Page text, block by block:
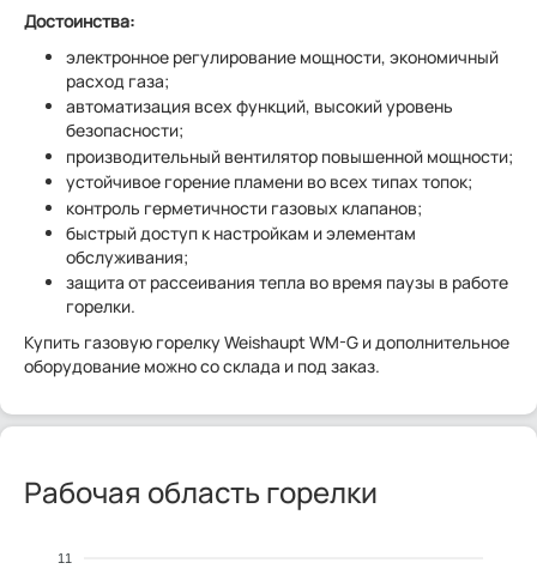
Достоинства:
электронное регулирование мощности, экономичный
расход газа;
автоматизация всех функций, высокий уровень
безопасности;
производительный вентилятор повышенной мощности;
устойчивое горение пламени во всех типах топок;
контроль герметичности газовых клапанов;
быстрый доступ к настройкам и элементам
обслуживания;
защита от рассеивания тепла во время паузы в работе
горелки.
Купить газовую горелку Weishaupt WM-G и дополнительное
оборудование можно со склада и под заказ.
Рабочая область горелки
11